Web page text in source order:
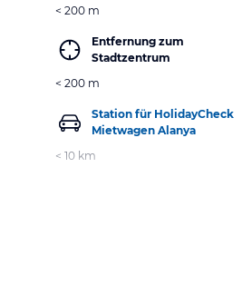
< 200 m
Entfernung zum
Stadtzentrum
< 200 m
Station für HolidayCheck
Mietwagen Alanya
< 10 km